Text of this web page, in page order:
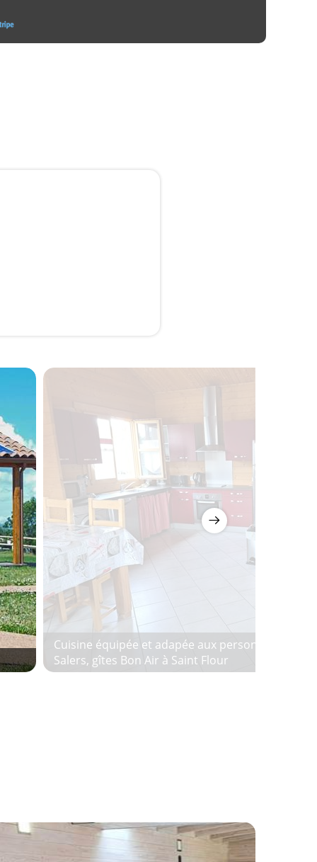
Cuisine équipée et adapée aux personnes
Salers, gîtes Bon Air à Saint Flour